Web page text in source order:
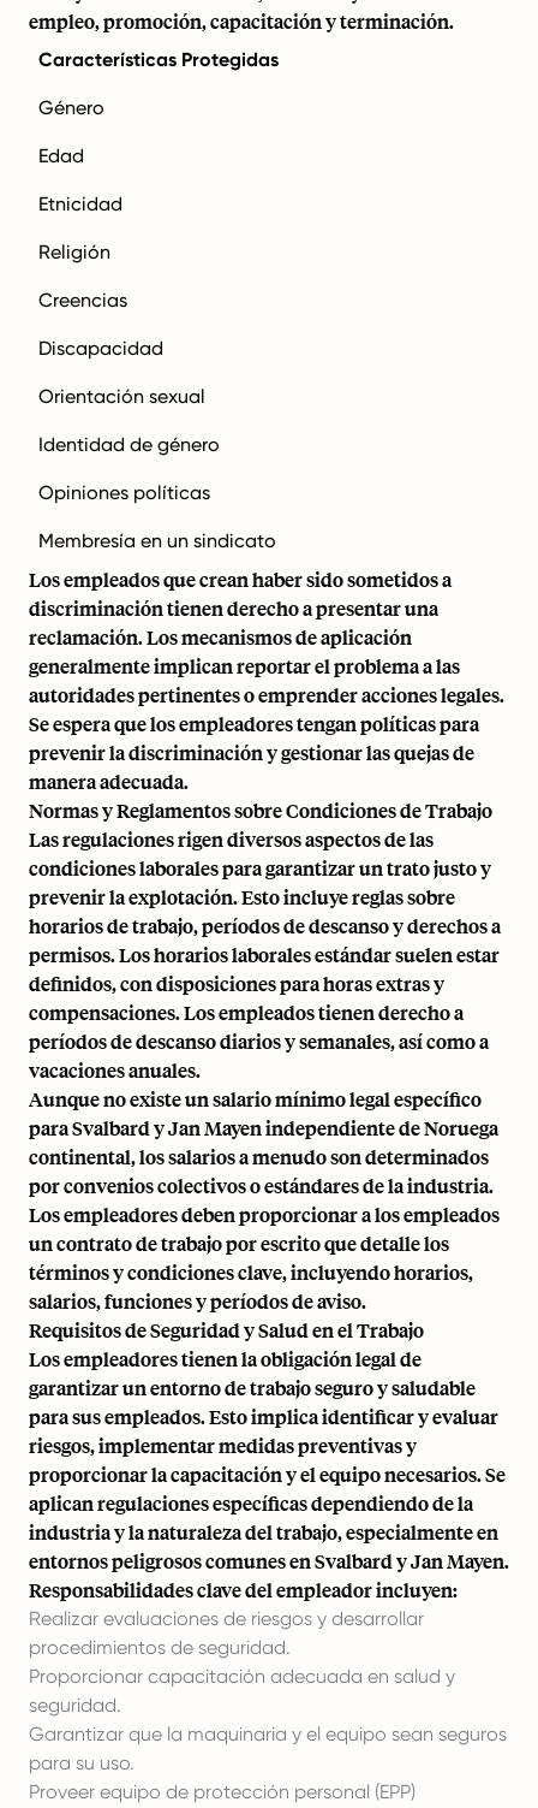
empleo, promoción, capacitación y terminación.
Características Protegidas
Género
Edad
Etnicidad
Religión
Creencias
Discapacidad
Orientación sexual
Identidad de género
Opiniones políticas
Membresía en un sindicato
Los empleados que crean haber sido sometidos a
discriminación tienen derecho a presentar una
reclamación. Los mecanismos de aplicación
generalmente implican reportar el problema a las
autoridades pertinentes o emprender acciones legales.
Se espera que los empleadores tengan políticas para
prevenir la discriminación y gestionar las quejas de
manera adecuada.
Normas y Reglamentos sobre Condiciones de Trabajo
Las regulaciones rigen diversos aspectos de las
condiciones laborales para garantizar un trato justo y
prevenir la explotación. Esto incluye reglas sobre
horarios de trabajo, períodos de descanso y derechos a
permisos. Los horarios laborales estándar suelen estar
definidos, con disposiciones para horas extras y
compensaciones. Los empleados tienen derecho a
períodos de descanso diarios y semanales, así como a
vacaciones anuales.
Aunque no existe un salario mínimo legal específico
para Svalbard y Jan Mayen independiente deNoruega
continental, los salarios a menudo son determinados
por convenios colectivos o estándares de la industria.
Los empleadores deben proporcionar a los empleados
un contrato de trabajo por escrito que detalle los
términos y condiciones clave, incluyendo horarios,
salarios, funciones y períodos de aviso.
Requisitos de Seguridad y Salud en el Trabajo
Los empleadores tienen la obligación legal de
garantizar un entorno de trabajo seguro y saludable
para sus empleados. Esto implica identificar y evaluar
riesgos, implementar medidas preventivas y
proporcionar la capacitación y el equipo necesarios. Se
aplican regulaciones específicas dependiendo de la
industria y la naturaleza del trabajo, especialmente en
entornos peligrosos comunes en Svalbard y Jan Mayen.
Responsabilidades clave del empleador incluyen:
Realizar evaluaciones de riesgos y desarrollar
procedimientos de seguridad.
Proporcionar capacitación adecuada en salud y
seguridad.
Garantizar que la maquinaria y el equipo sean seguros
para su uso.
Proveer equipo de protección personal (EPP)